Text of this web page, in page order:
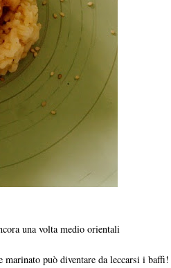
una volta medio orientali
marinato può diventare da leccarsi i baffi!